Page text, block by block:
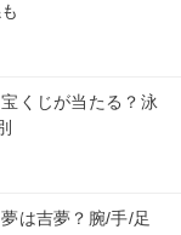
くじが当たる？泳
は吉夢？腕/手/足